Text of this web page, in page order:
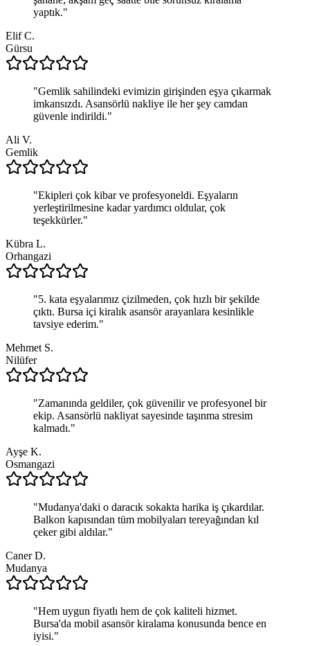
yaptık."
Elif C.
Gürsu
"Gemlik sahilindeki evimizin girişinden eşya çıkarmak
imkansızdı. Asansörlü nakliye ile her şey camdan
güvenle indirildi."
Ali V.
Gemlik
"Ekipleri çok kibar ve profesyoneldi. Eşyaların
yerleştirilmesine kadar yardımcı oldular, çok
teşekkürler."
Kübra L.
Orhangazi
"5. kata eşyalarımız çizilmeden, çok hızlı bir şekilde
çıktı. Bursa içi kiralık asansör arayanlara kesinlikle
tavsiye ederim."
Mehmet S.
Nilüfer
"Zamanında geldiler, çok güvenilir ve profesyonel bir
ekip. Asansörlü nakliyat sayesinde taşınma stresim
kalmadı."
Ayşe K.
Osmangazi
"Mudanya'daki o daracık sokakta harika iş çıkardılar.
Balkon kapısından tüm mobilyaları tereyağından kıl
çeker gibi aldılar."
Caner D.
Mudanya
"Hem uygun fiyatlı hem de çok kaliteli hizmet.
Bursa'da mobil asansör kiralama konusunda bence en
iyisi."